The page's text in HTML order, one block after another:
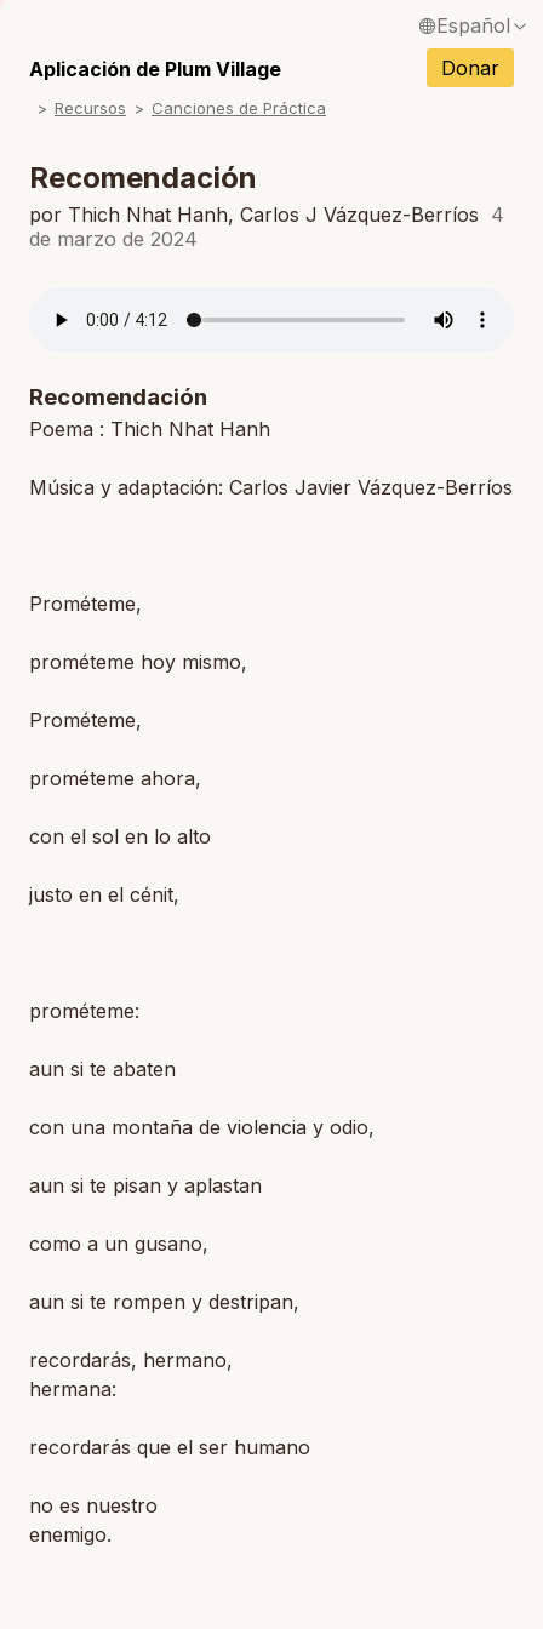
Español
English / Inglés
Français / Francés
Italiano / Italiano
Tiếng Việt / Vietnamita
Aplicación de Plum Village Donar
Recursos Canciones de Práctica
Recomendación
por Thich Nhat Hanh, Carlos J Vázquez-Berríos 4
de marzo de 2024
Recomendación
Poema : Thich Nhat Hanh
Música y adaptación: Carlos Javier Vázquez-Berríos
Prométeme,
prométeme hoy mismo,
Prométeme,
prométeme ahora,
con el sol en lo alto
justo en el cénit,
prométeme:
aun si te abaten
con una montaña de violencia y odio,
aun si te pisan y aplastan
como a un gusano,
aun si te rompen y destripan,
recordarás, hermano,
hermana:
recordarás que el ser humano
no es nuestro
enemigo.